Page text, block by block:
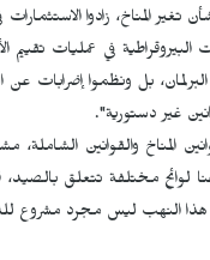
المناخ، زادوا
في عمليات تقييم
بل ونظموا إضرابات عن
غير دستورية".
المناخ والقوانين الشاملة،
مختلفة تتعلق بالصيد،
هذا النهب ليس مجرد مشروع